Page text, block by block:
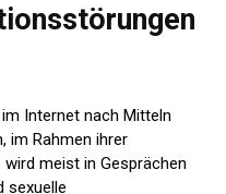
Internet nach Mitteln
im Rahmen ihrer
wird meist in Gesprächen
sexuelle